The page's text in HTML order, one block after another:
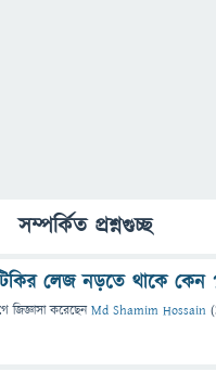
সম্পর্কিত প্রশ্নগুচ্ছ
লেজ নড়তে থাকে কেন
জিজ্ঞাসাকরেছেনMd Shamim Hossain (